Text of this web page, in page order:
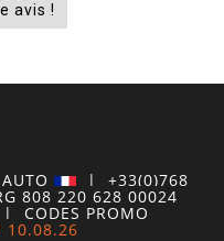
avis !
AUTO | +33(0)768
808 220 628 00024
| CODES PROMO
10.08.26